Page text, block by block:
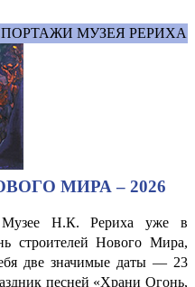
МУЗЕЯ РЕРИХА
МИРА – 2026
Н.К. Рериха уже в
строителей Нового Мира,
две значимые даты — 23
песней «Храни Огонь,